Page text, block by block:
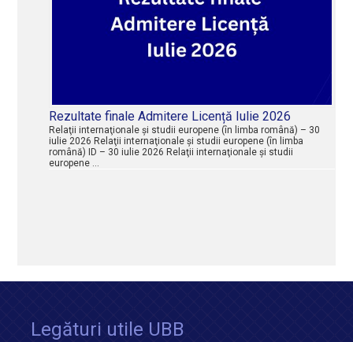
Rezultate finale Admitere Licență Iulie 2026
Relaţii internaţionale şi studii europene (în limba română) – 30
iulie 2026 Relaţii internaţionale şi studii europene (în limba
română) ID – 30 iulie 2026 Relaţii internaţionale şi studii
europene …
Legături utile UBB